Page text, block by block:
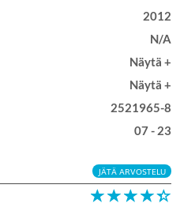
2012
N/A
Näytä +
Näytä +
2521965-8
07 - 23
JÄTÄ ARVOSTELU